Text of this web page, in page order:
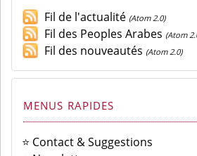
Fil de l'actualité (Atom 2.0)
Fil des Peoples Arabes (Atom
Fil des nouveautés (Atom 2.0)
MENUS RAPIDES
⭐ Contact & Suggestions